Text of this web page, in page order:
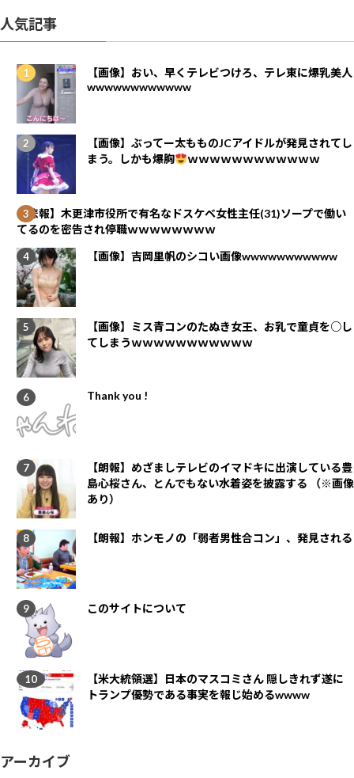
人気記事
【画像】おい、早くテレビつけろ、テレ東に爆乳美人
wwwwwwwwwwww
【画像】ぶってー太もものJCアイドルが発見されてし
まう。しかも爆胸
ｗｗｗｗｗｗｗｗｗｗｗｗ
【悲報】木更津市役所で有名なドスケベ女性主任(31)ソープで働い
てるのを密告され停職ｗｗｗｗｗｗｗｗ
【画像】吉岡里帆のシコい画像wwwwwwwwwww
【画像】ミス青コンのたぬき女王、お乳で童貞を○し
てしまうｗｗｗｗｗｗｗｗｗｗｗ
Thank you !
【朗報】めざましテレビのイマドキに出演している豊
島心桜さん、とんでもない水着姿を披露する （※画像
あり）
【朗報】ホンモノの「弱者男性合コン」、発見される
このサイトについて
【米大統領選】日本のマスコミさん 隠しきれず遂に
トランプ優勢である事実を報じ始めるwwww
アーカイブ